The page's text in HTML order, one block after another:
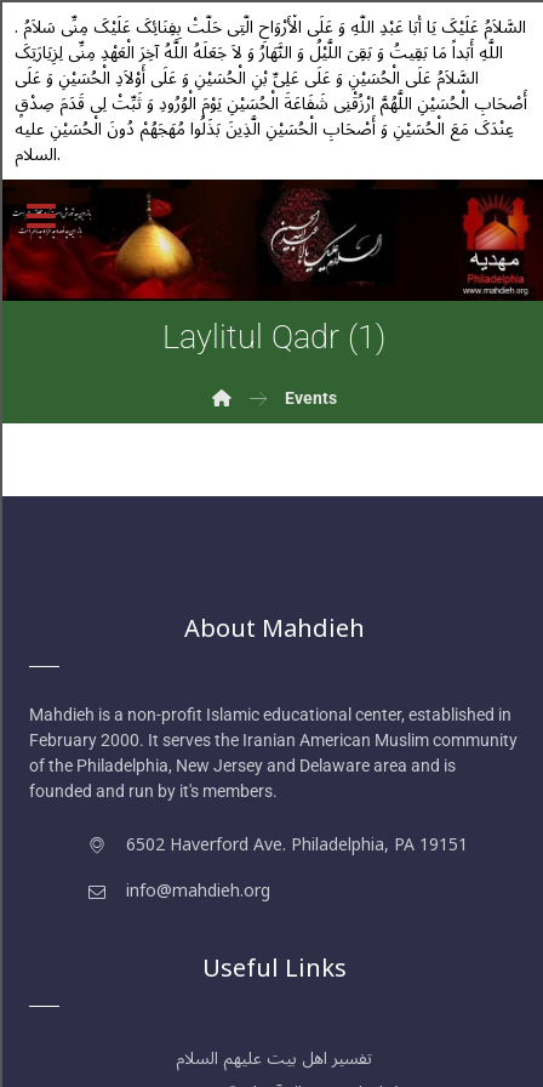
. السَّلاَمُ عَلَیْکَ یَا أَبَا عَبْدِ اللَّهِ وَ عَلَى الْأَرْوَاحِ الَّتِی حَلَّتْ بِفِنَائِکَ عَلَیْکَ مِنِّی سَلاَمُ
اللَّهِ أَبَداً مَا بَقِیتُ وَ بَقِیَ اللَّیْلُ وَ النَّهَارُ وَ لاَ جَعَلَهُ اللَّهُ آخِرَ الْعَهْدِ مِنِّی لِزِیَارَتِکَ
السَّلاَمُ عَلَى الْحُسَیْنِ وَ عَلَى عَلِیِّ بْنِ الْحُسَیْنِ وَ عَلَى أَوْلاَدِ الْحُسَیْنِ وَ عَلَى
أَصْحَابِ الْحُسَیْنِ اللَّهُمَّ ارْزُقْنِی شَفَاعَةَ الْحُسَیْنِ یَوْمَ الْوُرُودِ وَ ثَبِّتْ لِی قَدَمَ صِدْقٍ
عِنْدَکَ مَعَ الْحُسَیْنِ وَ أَصْحَابِ الْحُسَیْنِ الَّذِینَ بَذَلُوا مُهَجَهُمْ دُونَ الْحُسَیْنِ علیه
السلام.
Laylitul Qadr (1)
Events
About Mahdieh
Mahdieh is a non-profit Islamic educational center, established in
February 2000. It serves the Iranian American Muslim community
of the Philadelphia, New Jersey and Delaware area and is
founded and run by it's members.
6502 Haverford Ave. Philadelphia, PA 19151
info@mahdieh.org
Useful Links
تفسیر اهل بیت علیهم السلام